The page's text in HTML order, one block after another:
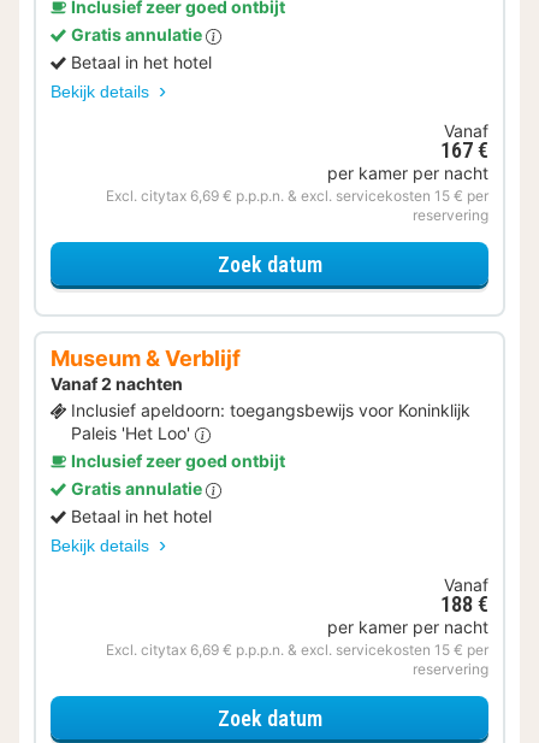
Inclusief zeer goed ontbijt
Gratis annulatie
Betaal in het hotel
Bekijk details
Vanaf
167 €
per kamer per nacht
Excl. citytax 6,69 € p.p.p.n. & excl. servicekosten 15 € per
reservering
Zoek datumvoor Voordeel Special
Museum & Verblijf
Vanaf 2 nachten
Inclusief apeldoorn: toegangsbewijs voor Koninklijk
Paleis 'Het Loo'
Inclusief zeer goed ontbijt
Gratis annulatie
Betaal in het hotel
Bekijk details
Vanaf
188 €
per kamer per nacht
Excl. citytax 6,69 € p.p.p.n. & excl. servicekosten 15 € per
reservering
Zoek datumvoor Museum & Verblijf